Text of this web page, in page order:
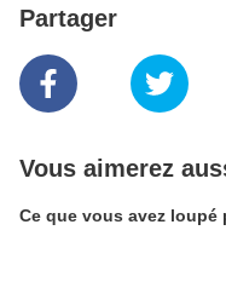
Partager
Vous aimerez
Ce que vous avez loupé